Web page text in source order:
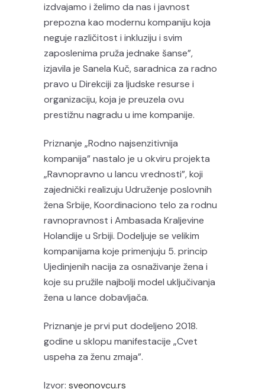
izdvajamo i želimo da nas i javnost
prepozna kao modernu kompaniju koja
neguje različitost i inkluziju i svim
zaposlenima pruža jednake šanse”,
izjavila je Sanela Kuč, saradnica za radno
pravo u Direkciji za ljudske resurse i
organizaciju, koja je preuzela ovu
prestižnu nagradu u ime kompanije.
Priznanje „Rodno najsenzitivnija
kompanija” nastalo je u okviru projekta
„Ravnopravno u lancu vrednosti”, koji
zajednički realizuju Udruženje poslovnih
žena Srbije, Koordinaciono telo za rodnu
ravnopravnost i Ambasada Kraljevine
Holandije u Srbiji. Dodeljuje se velikim
kompanijama koje primenjuju 5. princip
Ujedinjenih nacija za osnaživanje žena i
koje su pružile najbolji model uključivanja
žena u lance dobavljača.
Priznanje je prvi put dodeljeno 2018.
godine u sklopu manifestacije „Cvet
uspeha za ženu zmaja”.
Izvor: sveonovcu.rs